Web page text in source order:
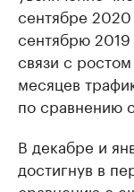
сентябре
сентябрю
связи с
месяцев
по сравнению
В декабре и
достигнув в